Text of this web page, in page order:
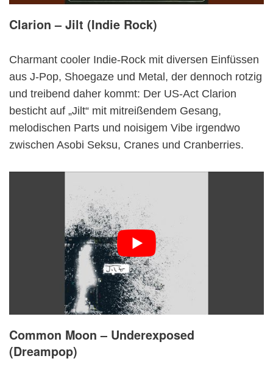
Clarion – Jilt (Indie Rock)
Charmant cooler Indie-Rock mit diversen Einfüssen
aus J-Pop, Shoegaze und Metal, der dennoch rotzig
und treibend daher kommt: Der US-Act Clarion
besticht auf „Jilt“ mit mitreißendem Gesang,
melodischen Parts und noisigem Vibe irgendwo
zwischen Asobi Seksu, Cranes und Cranberries.
Common Moon – Underexposed
(Dreampop)